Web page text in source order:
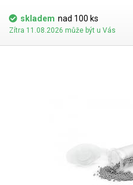
skladem nad 100 ks
Zítra 11.08.2026 může být u Vás